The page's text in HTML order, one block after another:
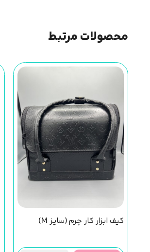
محصولات مرتبط
کیف ابزار کار چرم (سایز M)